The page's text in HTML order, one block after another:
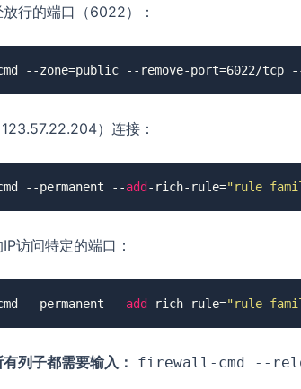
行的端口（6022）：
--zone=public --remove-port=6022/tcp --
）连接：
--permanent --add -rich-rule="rule
访问特定的端口：
--permanent --add -rich-rule="rule
列子都需要输入： firewall-cmd --